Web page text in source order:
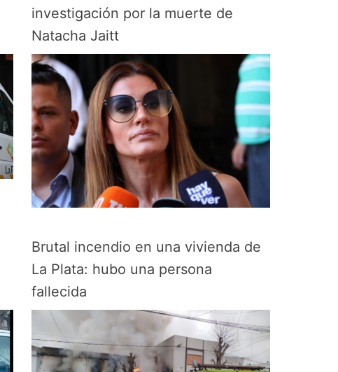
investigación por la muerte de
Natacha Jaitt
Brutal incendio en una vivienda de
La Plata: hubo una persona
fallecida